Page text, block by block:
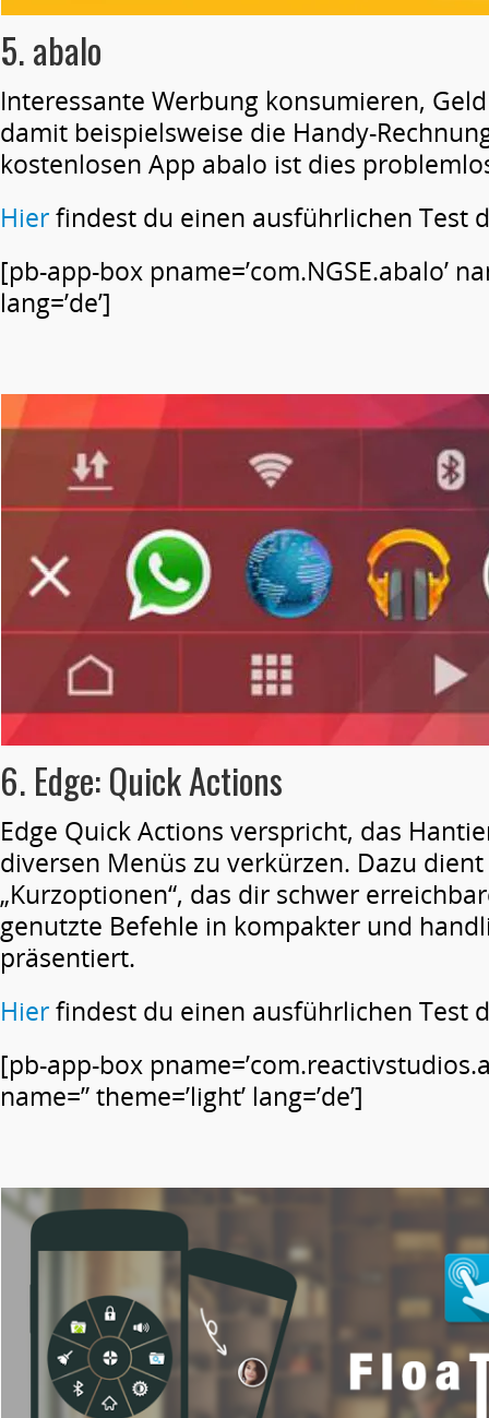
5. abalo
Interessante Werbung konsumieren,
damit beispielsweise die Handy-
kostenlosen App abalo ist dies
Hierfindest du einen ausführlichen Test
[pb-app-box pname=’com.NGSE.abalo’
lang=’de’]
6. Edge: Quick Actions
Edge Quick Actions verspricht, das
diversen Menüs zu verkürzen. Dazu
„Kurzoptionen“, das dir schwer
genutzte Befehle in kompakter und
präsentiert.
Hierfindest du einen ausführlichen Test
[pb-app-box
name=” theme=’light’ lang=’de’]